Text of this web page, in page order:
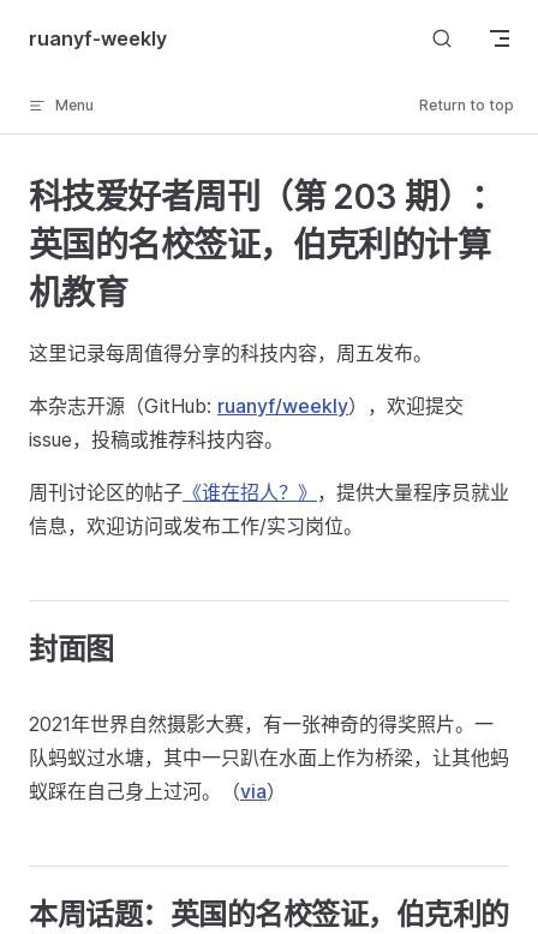
Skip to content
ruanyf-weekly
Menu Return to top
科技爱好者周刊（第 203 期）：
英国的名校签证，伯克利的计算
机教育
这里记录每周值得分享的科技内容，周五发布。
本杂志开源（GitHub: ruanyf/weekly），欢迎提交
issue，投稿或推荐科技内容。
周刊讨论区的帖子 《谁在招人？》 ，提供大量程序员就业
信息，欢迎访问或发布工作/实习岗位。
封面图
2021年世界自然摄影大赛，有一张神奇的得奖照片。一
队蚂蚁过水塘，其中一只趴在水面上作为桥梁，让其他蚂
蚁踩在自己身上过河。（via）
本周话题：英国的名校签证，伯克利的